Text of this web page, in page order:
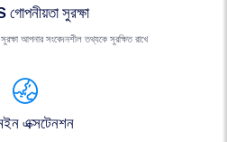
সুরক্ষা
আপনার সংবেদনশীল তথ্যকে সুরক্ষিত রাখে
এক্সটেনশন